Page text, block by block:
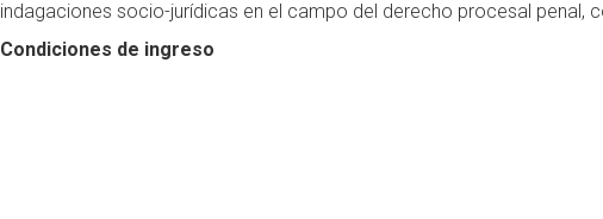
indagaciones socio-jurídicas en el campo del derecho procesal penal,
Condiciones de ingreso